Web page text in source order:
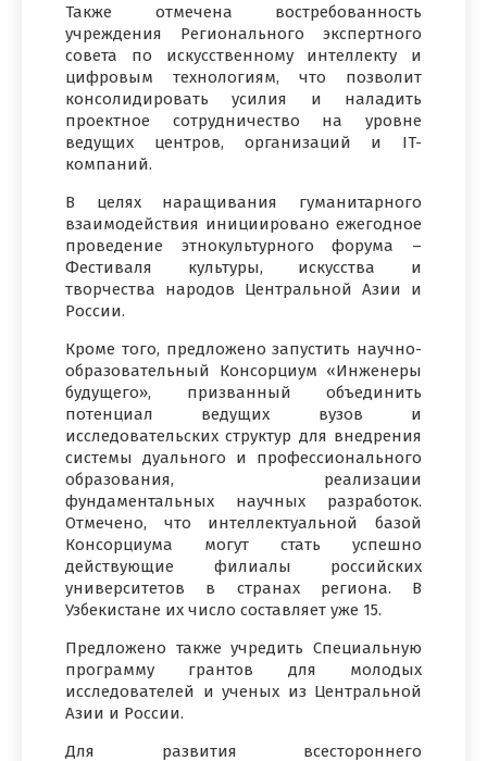
Также отмечена востребованность
учреждения Регионального экспертного
совета по искусственному интеллекту и
цифровым технологиям, что позволит
консолидировать усилия и наладить
проектное сотрудничество на уровне
ведущих центров, организаций и IT-
компаний.
В целях наращивания гуманитарного
взаимодействия инициировано ежегодное
проведение этнокультурного форума –
Фестиваля культуры, искусства и
творчества народов Центральной Азии и
России.
Кроме того, предложено запустить научно-
образовательный Консорциум «Инженеры
будущего», призванный объединить
потенциал ведущих вузов и
исследовательских структур для внедрения
системы дуального и профессионального
образования, реализации
фундаментальных научных разработок.
Отмечено, что интеллектуальной базой
Консорциума могут стать успешно
действующие филиалы российских
университетов в странах региона. В
Узбекистане их число составляет уже 15.
Предложено также учредить Специальную
программу грантов для молодых
исследователей и ученых из Центральной
Азии и России.
Для развития всестороннего